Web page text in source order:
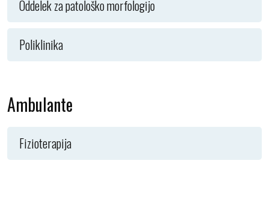
Oddelek za patološko morfologijo
Poliklinika
Ambulante
Fizioterapija